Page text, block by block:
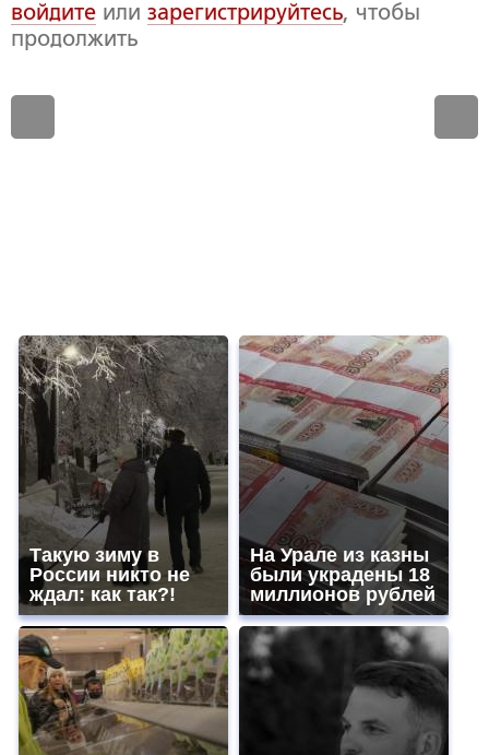
войдите или зарегистрируйтесь, чтобы
продолжить
Такую зиму в
России никто не
ждал: как так?!
На Урале из казны
были украдены 18
миллионов рублей